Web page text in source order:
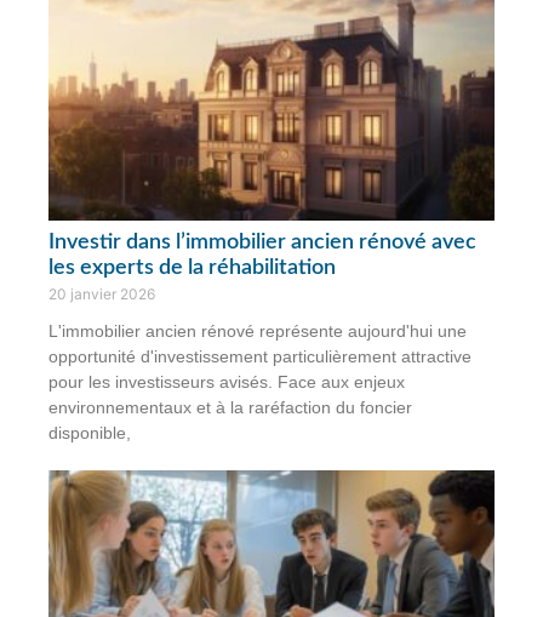
Investir dans l’immobilier ancien rénové avec
les experts de la réhabilitation
20 janvier 2026
L'immobilier ancien rénové représente aujourd'hui une
opportunité d'investissement particulièrement attractive
pour les investisseurs avisés. Face aux enjeux
environnementaux et à la raréfaction du foncier
disponible,